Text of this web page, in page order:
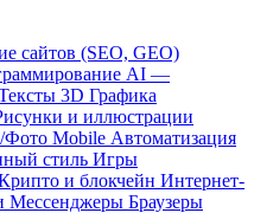
сайтов (SEO, GEO)
AI —
3D Графика
и иллюстрации
Фото Mobile Автоматизация
стиль Игры
и блокчейн Интернет-
Мессенджеры Браузеры